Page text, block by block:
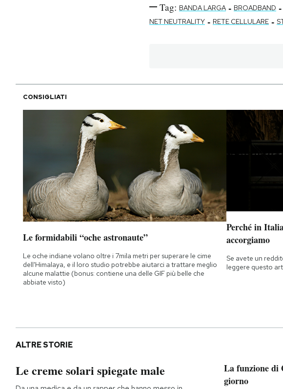
Tag: BANDA LARGA - BROADBAND -
NET NEUTRALITY - RETE CELLULARE -
CONSIGLIATI
Le formidabili “oche astronaute”
Le oche indiane volano oltre i 7mila metri per superare le cime
dell'Himalaya, e il loro studio potrebbe aiutarci a trattare meglio
alcune malattie (bonus: contiene una delle GIF più belle che
abbiate visto)
Perché in
accorgiamo
Se avete un
leggere questo
ALTRE STORIE
Le creme solari spiegate male
La funzione di
giorno